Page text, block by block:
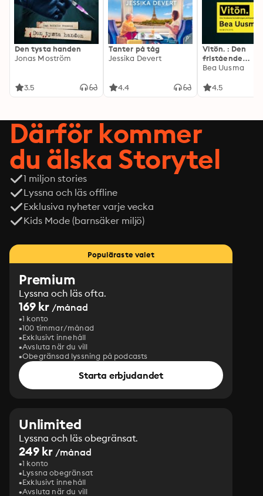
Den tysta handen
Jonas Moström
3.5
Tanter på tåg
Jessika Devert
4.4
Vitön. : Den
fristående
fortsättningen
Bea Uusma
4.5
Därför kommer
du älska Storytel
1 miljon stories
Lyssna och läs offline
Exklusiva nyheter varje vecka
Kids Mode (barnsäker miljö)
Populäraste valet
Premium
Lyssna och läs ofta.
169 kr /månad
1 konto
100 timmar/månad
Exklusivt innehåll
Avsluta när du vill
Obegränsad lyssning på podcasts
Starta erbjudandet
Unlimited
Lyssna och läs obegränsat.
249 kr /månad
1 konto
Lyssna obegränsat
Exklusivt innehåll
Avsluta när du vill